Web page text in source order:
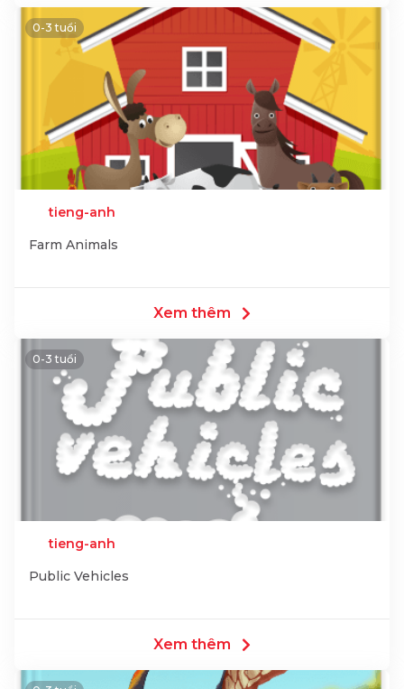
0-3 tuổi
tieng-anh
Farm Animals
Xem thêm
0-3 tuổi
tieng-anh
Public Vehicles
Xem thêm